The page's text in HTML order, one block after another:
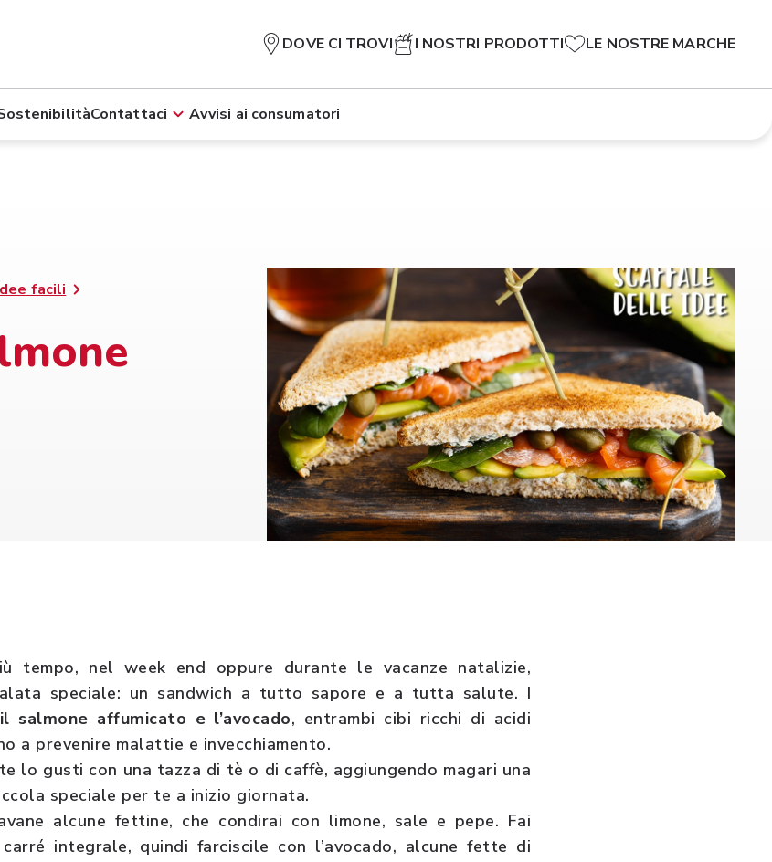
DOVE CI TROVI I NOSTRI PRODOTTI LE NOSTRE MARCHE
Contattaci Avvisi ai consumatori
facili
tempo, nel week end oppure durante le vacanze natalizie,
speciale: un sandwich a tutto sapore e a tutta salute. I
il salmone affumicato e l’avocado, entrambi cibi ricchi di acidi
a prevenire malattie e invecchiamento.
lo gusti con una tazza di tè o di caffè, aggiungendo magari una
speciale per te a inizio giornata.
alcune fettine, che condirai con limone, sale e pepe. Fai
integrale, quindi farciscile con l’avocado, alcune fette di